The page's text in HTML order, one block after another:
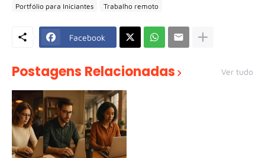
Portfólio para Iniciantes
Trabalho remoto
Facebook
Postagens Relacionadas Ver tudo